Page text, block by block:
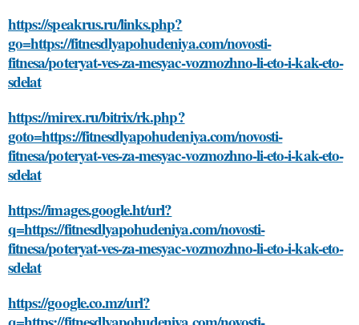
https://speakrus.ru/links.php?
go=https://fitnesdlyapohudeniya.com/novosti-
fitnesa/poteryat-ves-za-mesyac-vozmozhno-li-eto-i-kak-eto-
sdelat
https://mirex.ru/bitrix/rk.php?
goto=https://fitnesdlyapohudeniya.com/novosti-
fitnesa/poteryat-ves-za-mesyac-vozmozhno-li-eto-i-kak-eto-
sdelat
https://images.google.ht/url?
q=https://fitnesdlyapohudeniya.com/novosti-
fitnesa/poteryat-ves-za-mesyac-vozmozhno-li-eto-i-kak-eto-
sdelat
https://google.co.mz/url?